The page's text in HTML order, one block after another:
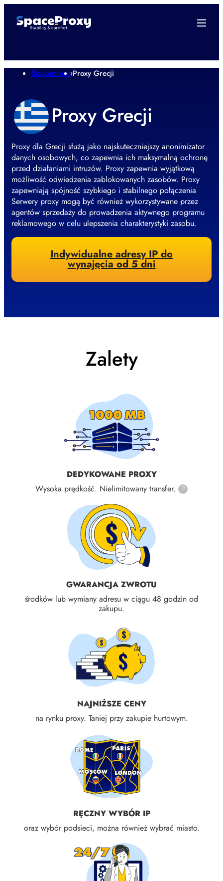
Spaceproxy›Proxy Grecji
Proxy Grecji
Proxy dla Grecji służą jako najskuteczniejszy anonimizator
danych osobowych, co zapewnia ich maksymalną ochronę
przed działaniami intruzów. Proxy zapewnia wyjątkową
możliwość odwiedzenia zablokowanych zasobów. Proxy
zapewniają spójność szybkiego i stabilnego połączenia
Serwery proxy mogą być również wykorzystywane przez
agentów sprzedaży do prowadzenia aktywnego programu
reklamowego w celu ulepszenia charakterystyki zasobu.
Indywidualne adresy IP do
wynajęcia od 5 dni
Zalety
DEDYKOWANE PROXY
Wysoka prędkość. Nielimitowany transfer.
?
GWARANCJA ZWROTU
środków lub wymiany adresu w ciągu 48 godzin od
zakupu.
NAJNIŻSZE CENY
na rynku proxy. Taniej przy zakupie hurtowym.
RĘCZNY WYBÓR IP
oraz wybór podsieci, można również wybrać miasto.